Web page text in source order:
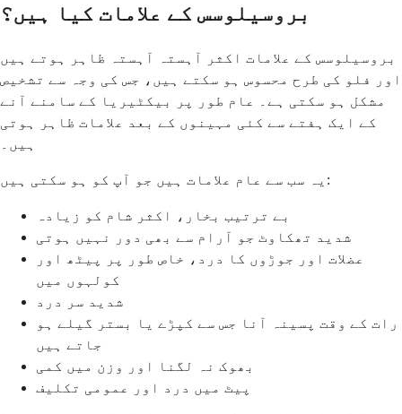
بروسیلوسس کے علامات کیا ہیں؟
بروسیلوسس کے علامات اکثر آہستہ آہستہ ظاہر ہوتے ہیں
اور فلو کی طرح محسوس ہو سکتے ہیں، جس کی وجہ سے تشخیص
مشکل ہو سکتی ہے۔ عام طور پر بیکٹیریا کے سامنے آنے
کے ایک ہفتے سے کئی مہینوں کے بعد علامات ظاہر ہوتی
ہیں۔
یہ سب سے عام علامات ہیں جو آپ کو ہو سکتی ہیں:
بے ترتیب بخار، اکثر شام کو زیادہ
شدید تھکاوٹ جو آرام سے بھی دور نہیں ہوتی
عضلات اور جوڑوں کا درد، خاص طور پر پیٹھ اور
کولہوں میں
شدید سر درد
رات کے وقت پسینہ آنا جس سے کپڑے یا بستر گیلے ہو
جاتے ہیں
بھوک نہ لگنا اور وزن میں کمی
پیٹ میں درد اور عمومی تکلیف